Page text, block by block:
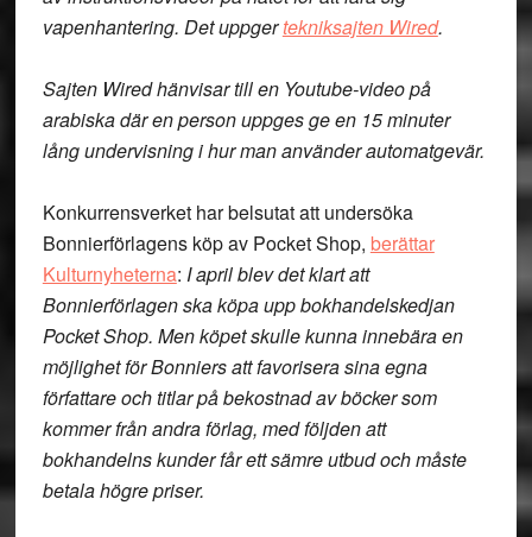
vapenhantering. Det uppgertekniksajten Wired.
Sajten Wired hänvisar till en Youtube-video på
arabiska där en person uppges ge en 15 minuter
lång undervisning i hur man använder automatgevär.
Konkurrensverket har belsutat att undersöka
Bonnierförlagens köp av Pocket Shop, berättar
Kulturnyheterna: I april blev det klart att
Bonnierförlagen ska köpa upp bokhandelskedjan
Pocket Shop. Men köpet skulle kunna innebära en
möjlighet för Bonniers att favorisera sina egna
författare och titlar på bekostnad av böcker som
kommer från andra förlag, med följden att
bokhandelns kunder får ett sämre utbud och måste
betala högre priser.